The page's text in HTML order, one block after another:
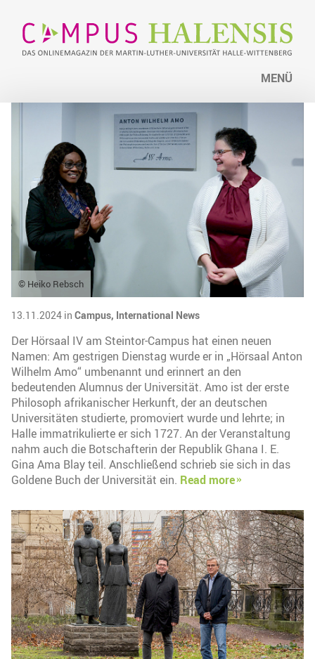
MENÜ
© Heiko Rebsch
13.11.2024 in Campus, International News
Der Hörsaal IV am Steintor-Campus hat einen neuen
Namen: Am gestrigen Dienstag wurde er in „Hörsaal Anton
Wilhelm Amo“ umbenannt und erinnert an den
bedeutenden Alumnus der Universität. Amo ist der erste
Philosoph afrikanischer Herkunft, der an deutschen
Universitäten studierte, promoviert wurde und lehrte; in
Halle immatrikulierte er sich 1727. An der Veranstaltung
nahm auch die Botschafterin der Republik Ghana I. E.
Gina Ama Blay teil. Anschließend schrieb sie sich in das
Goldene Buch der Universität ein. Read more